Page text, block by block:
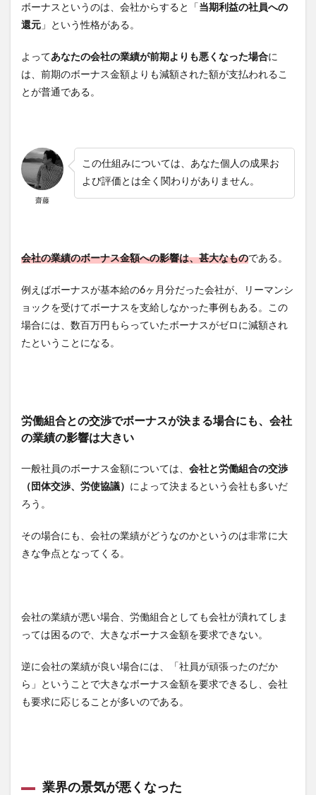
ボーナスというのは、会社からすると「 当期利益の社員への
還元 」という性格がある。
よってあなたの会社の業績が前期よりも悪くなった場合に
は、前期のボーナス金額よりも減額された額が支払われるこ
とが普通である。
齋藤
この仕組みについては、あなた個人の成果お
よび評価とは全く関わりがありません。
会社の業績のボーナス金額への影響は、甚大なものである。
例えばボーナスが基本給の6ヶ月分だった会社が、リーマンシ
ョックを受けてボーナスを支給しなかった事例もある。この
場合には、数百万円もらっていたボーナスがゼロに減額され
たということになる。
労働組合との交渉でボーナスが決まる場合にも、会社
の業績の影響は大きい
一般社員のボーナス金額については、 会社と労働組合の交渉
（団体交渉、労使協議） によって決まるという会社も多いだ
ろう。
その場合にも、会社の業績がどうなのかというのは非常に大
きな争点となってくる。
会社の業績が悪い場合、労働組合としても会社が潰れてしま
っては困るので、大きなボーナス金額を要求できない。
逆に会社の業績が良い場合には、「社員が頑張ったのだか
ら」ということで大きなボーナス金額を要求できるし、会社
も要求に応じることが多いのである。
業界の景気が悪くなった